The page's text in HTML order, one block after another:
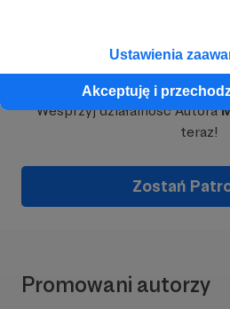
Ustawienia
Akceptuję i
Dołącz do
Wesprzyj działalność Autora
teraz!
Zostań
Promowani autorzy